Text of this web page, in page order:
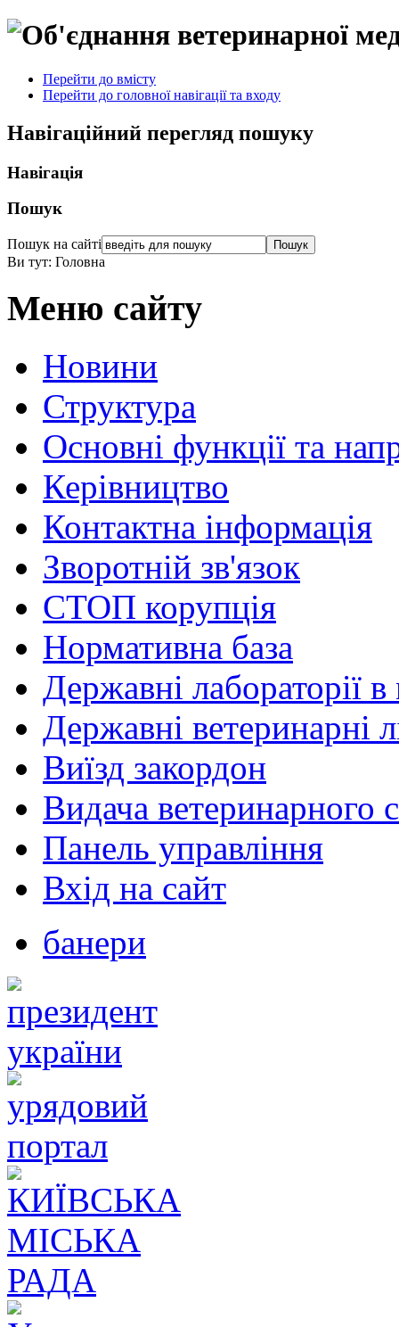
Перейти до вмісту
Перейти до головної навігації та входу
Навігаційний перегляд пошуку
Навігація
Пошук
Пошук на сайті
Ви тут: Головна
Меню сайту
Новини
Структура
Основні функції та
Керівництво
Контактна інформація
Зворотній зв'язок
СТОП корупція
Нормативна база
Державні лабораторії
Державні ветеринарні
Виїзд закордон
Видача ветеринарного
Панель управління
Вхід на сайт
банери